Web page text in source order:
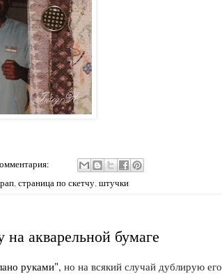
,страница по скетчу,штучки
акварельной бумаге
руками", но на всякий случай дублирую его